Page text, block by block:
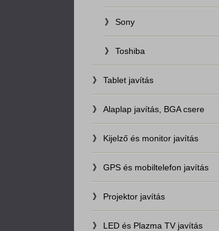
Sony
Toshiba
Tablet javítás
Alaplap javítás, BGA csere
Kijelző és monitor javítás
GPS és mobiltelefon javítás
Projektor javítás
LED és Plazma TV javítás